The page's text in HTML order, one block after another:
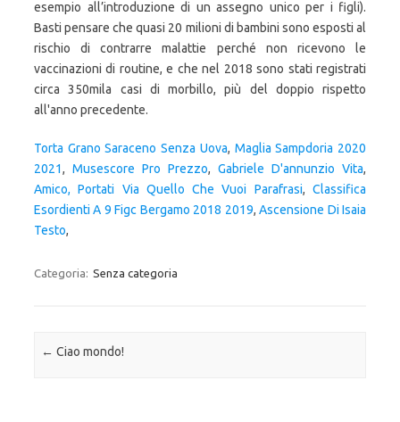
Torta Grano Saraceno Senza Uova, Maglia Sampdoria 2020
2021, Musescore Pro Prezzo, Gabriele D'annunzio Vita,
Amico, Portati Via Quello Che Vuoi Parafrasi,Classifica
Esordienti A 9 Figc Bergamo 2018 2019,Ascensione Di Isaia
Testo,
Categoria: Senza categoria
Navigazione articolo
← Ciao mondo!